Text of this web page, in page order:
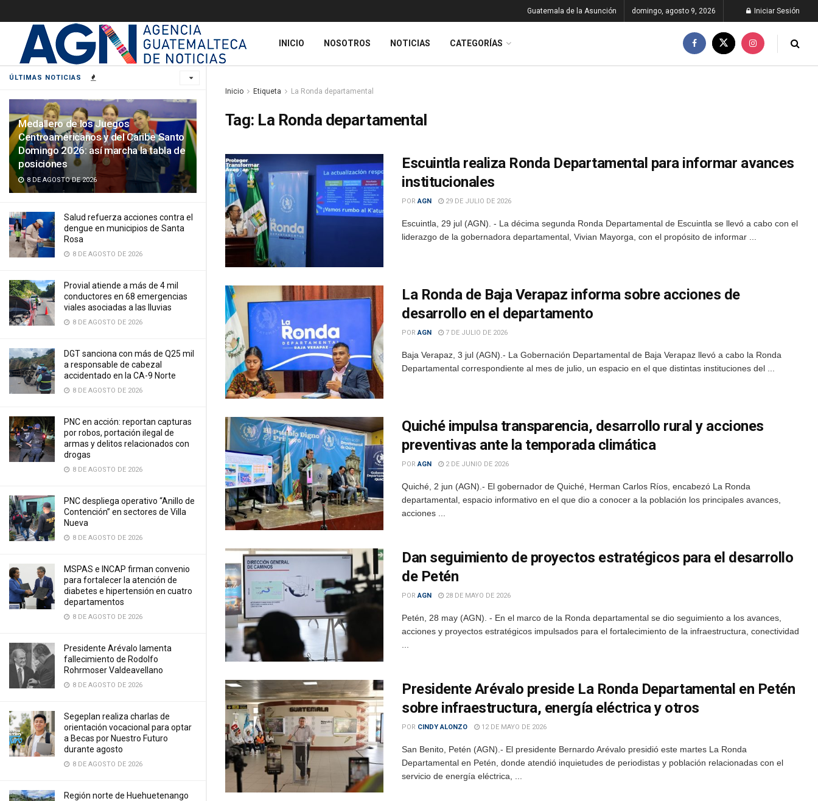
ÚLTIMAS NOTICIAS
Medallero de los Juegos
Centroamericanos y del Caribe Santo
Domingo 2026: así marcha la tabla de
posiciones
8 DE AGOSTO DE 2026
Salud refuerza acciones contra el
dengue en municipios de Santa
Rosa
8 DE AGOSTO DE 2026
Provial atiende a más de 4 mil
conductores en 68 emergencias
viales asociadas a las lluvias
8 DE AGOSTO DE 2026
DGT sanciona con más de Q25 mil
a responsable de cabezal
accidentado en la CA-9 Norte
8 DE AGOSTO DE 2026
PNC en acción: reportan capturas
por robos, portación ilegal de
armas y delitos relacionados con
drogas
8 DE AGOSTO DE 2026
PNC despliega operativo “Anillo de
Contención” en sectores de Villa
Nueva
8 DE AGOSTO DE 2026
MSPAS e INCAP firman convenio
para fortalecer la atención de
diabetes e hipertensión en cuatro
departamentos
8 DE AGOSTO DE 2026
Presidente Arévalo lamenta
fallecimiento de Rodolfo
Rohrmoser Valdeavellano
8 DE AGOSTO DE 2026
Segeplan realiza charlas de
orientación vocacional para optar
a Becas por Nuestro Futuro
durante agosto
8 DE AGOSTO DE 2026
Región norte de Huehuetenango
Guatemala de la Asunción domingo, agosto 9, 2026 Iniciar Sesión
INICIO NOSOTROS NOTICIAS CATEGORÍAS
Inicio Etiqueta La Ronda departamental
Tag: La Ronda departamental
Escuintla realiza Ronda Departamental para informar avances
institucionales
POR AGN 29 DE JULIO DE 2026
Escuintla, 29 jul (AGN). - La décima segunda Ronda Departamental de Escuintla se llevó a cabo con el
liderazgo de la gobernadora departamental, Vivian Mayorga, con el propósito de informar ...
La Ronda de Baja Verapaz informa sobre acciones de
desarrollo en el departamento
POR AGN 7 DE JULIO DE 2026
Baja Verapaz, 3 jul (AGN).- La Gobernación Departamental de Baja Verapaz llevó a cabo la Ronda
Departamental correspondiente al mes de julio, un espacio en el que distintas instituciones del ...
Quiché impulsa transparencia, desarrollo rural y acciones
preventivas ante la temporada climática
POR AGN 2 DE JUNIO DE 2026
Quiché, 2 jun (AGN).- El gobernador de Quiché, Herman Carlos Ríos, encabezó La Ronda
departamental, espacio informativo en el que dio a conocer a la población los principales avances,
acciones ...
Dan seguimiento de proyectos estratégicos para el desarrollo
de Petén
POR AGN 28 DE MAYO DE 2026
Petén, 28 may (AGN). - En el marco de la Ronda departamental se dio seguimiento a los avances,
acciones y proyectos estratégicos impulsados para el fortalecimiento de la infraestructura, conectividad
Presidente Arévalo preside La Ronda Departamental en Petén
sobre infraestructura, energía eléctrica y otros
POR CINDY ALONZO 12 DE MAYO DE 2026
San Benito, Petén (AGN).- El presidente Bernardo Arévalo presidió este martes La Ronda
Departamental en Petén, donde atendió inquietudes de periodistas y población relacionadas con el
servicio de energía eléctrica, ...